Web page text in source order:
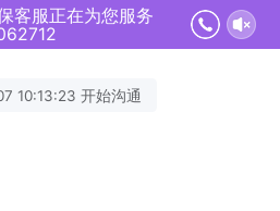
客服正在为您服务
10:13:23 开始沟通